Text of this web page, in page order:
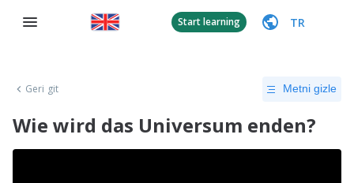
Start learning TR
Geri git Metni gizle
Wie wird das Universum enden?